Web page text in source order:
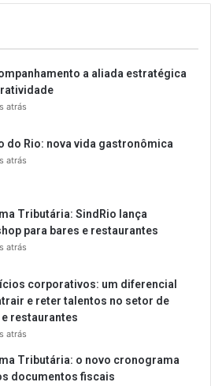
a aliada estratégica
atrás
do Rio: nova vida gastronômica
atrás
Tributária: SindRio lança
para bares e restaurantes
atrás
corporativos: um diferencial
e reter talentos no setor de
e restaurantes
atrás
Tributária: o novo cronograma
documentos fiscais